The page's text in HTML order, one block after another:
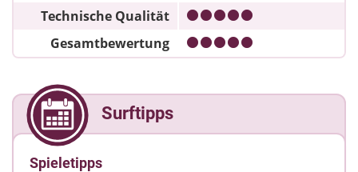
Technische Qualität
Gesamtbewertung
Surftipps
Spieletipps